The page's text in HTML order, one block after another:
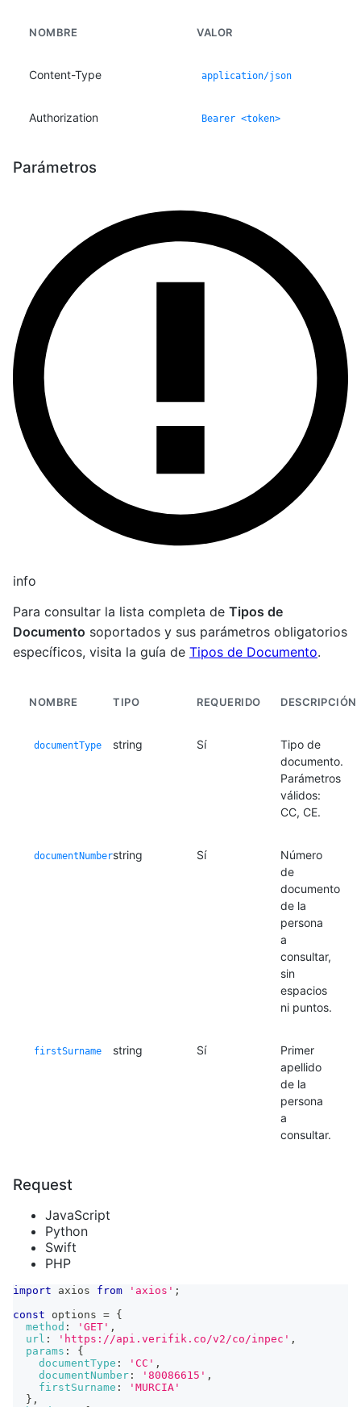
NOMBRE VALOR
Content-Type application/json
Authorization Bearer <token>
Parámetros
info
Para consultar la lista completa de Tipos de
Documento soportados y sus parámetros obligatorios
específicos, visita la guía de Tipos de Documento.
NOMBRE TIPO REQUERIDO DESCRIPCIÓN
documentType string Sí
Tipo de
documento.
Parámetros
válidos:
CC, CE.
documentNumberstring Sí
Número
de
documento
de la
persona
a
consultar,
sin
espacios
ni puntos.
firstSurname string Sí
Primer
apellido
de la
persona
a
consultar.
Request
JavaScript
Python
Swift
PHP
import axios from 'axios' ;
const options = {
method : 'GET' ,
url : 'https://api.verifik.co/v2/co/inpec' ,
params :
{
documentType : 'CC' ,
documentNumber : '80086615' ,
firstSurname :
'MURCIA'
} ,